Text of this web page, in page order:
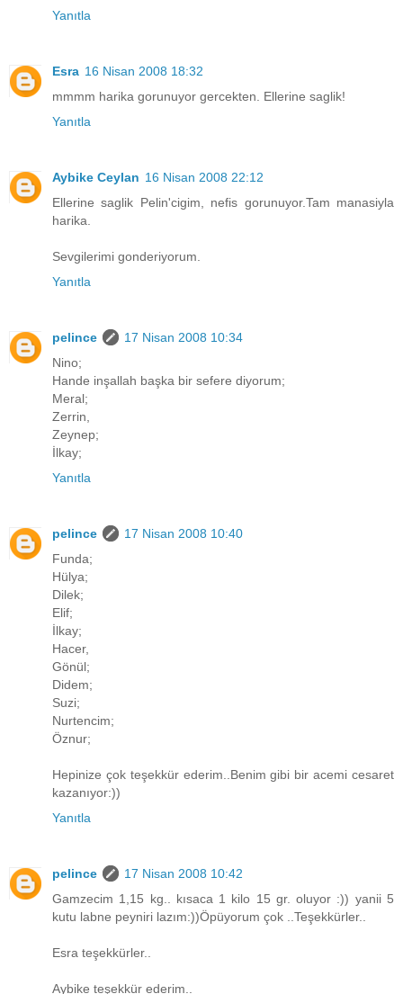
Yanıtla
Esra 16 Nisan 2008 18:32
mmmm harika gorunuyor gercekten. Ellerine saglik!
Yanıtla
Aybike Ceylan 16 Nisan 2008 22:12
Ellerine saglik Pelin'cigim, nefis gorunuyor.Tam manasiyla
harika.
Sevgilerimi gonderiyorum.
Yanıtla
pelince
17 Nisan 2008 10:34
Nino;
Hande inşallah başka bir sefere diyorum;
Meral;
Zerrin,
Zeynep;
İlkay;
Yanıtla
pelince
17 Nisan 2008 10:40
Funda;
Hülya;
Dilek;
Elif;
İlkay;
Hacer,
Gönül;
Didem;
Suzi;
Nurtencim;
Öznur;
Hepinize çok teşekkür ederim..Benim gibi bir acemi cesaret
kazanıyor:))
Yanıtla
pelince
17 Nisan 2008 10:42
Gamzecim 1,15 kg.. kısaca 1 kilo 15 gr. oluyor :)) yanii 5
kutu labne peyniri lazım:))Öpüyorum çok ..Teşekkürler..
Esra teşekkürler..
Aybike teşekkür ederim..